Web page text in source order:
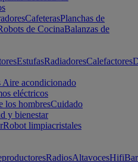
CafeterasPlanchas de
de CocinaBalanzas de
EstufasRadiadoresCalefactores
Aire acondicionado
eléctricos
los hombresCuidado
y bienestar
Robot limpiacristales
RadiosAltavocesHifi